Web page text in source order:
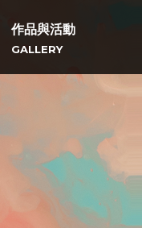
作品與活動
GALLERY